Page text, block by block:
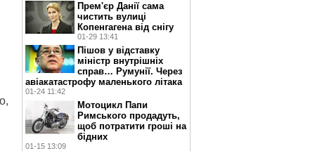
Прем'єр Данії сама
чистить вулиці
Копенгагена від снігу
01-29 13:41
Пішов у відставку
міністр внутрішніх
справ… Румунії. Через
авіакатастрофу маленького літака
01-24 11:42
Мотоцикл Папи
Римського продадуть,
щоб потратити гроші на
бідних
01-15 13:09